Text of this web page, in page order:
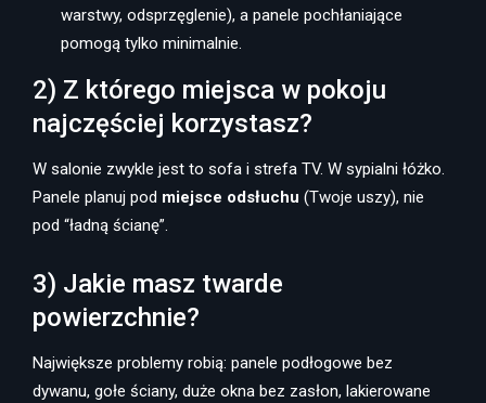
warstwy, odsprzęglenie), a panele pochłaniające
pomogą tylko minimalnie.
2) Z którego miejsca w pokoju
najczęściej korzystasz?
W salonie zwykle jest to sofa i strefa TV. W sypialni łóżko.
Panele planuj pod miejsce odsłuchu (Twoje uszy), nie
pod “ładną ścianę”.
3) Jakie masz twarde
powierzchnie?
Największe problemy robią: panele podłogowe bez
dywanu, gołe ściany, duże okna bez zasłon, lakierowane